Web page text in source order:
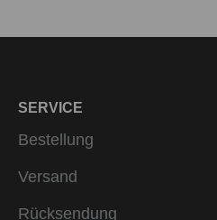
SERVICE
Bestellung
Versand
Rücksendung